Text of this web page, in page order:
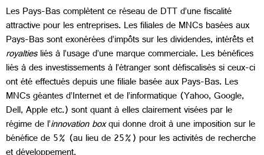
Les Pays-Bas complètent ce réseau de DTT d’une fiscalité
attractive pour les entreprises. Les filiales de MNCs basées aux
Pays-Bas sont exonérées d’impôts sur les dividendes, intérêts et
royaltiesliés à l’usage d’une marque commerciale. Les bénéfices
liés à des investissements à l’étranger sont défiscalisés si ceux-ci
ont été effectués depuis une filiale basée aux Pays-Bas. Les
MNCs géantes d’Internet et de l’informatique (Yahoo, Google,
Dell, Apple etc.) sont quant à elles clairement visées par le
régime de l’innovation boxqui donne droit à une imposition sur le
bénéfice de 5% (au lieu de 25%) pour les activités de recherche